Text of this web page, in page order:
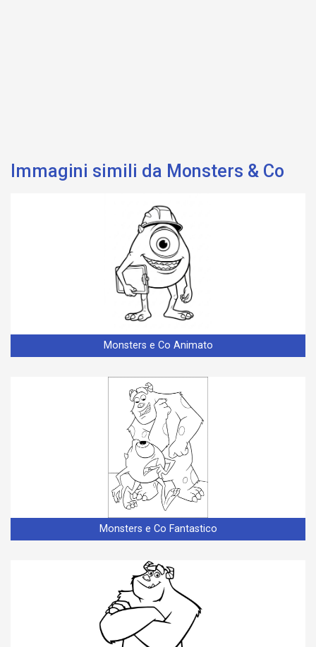
Immagini simili da Monsters & Co
Monsters e Co Animato
Monsters e Co Fantastico